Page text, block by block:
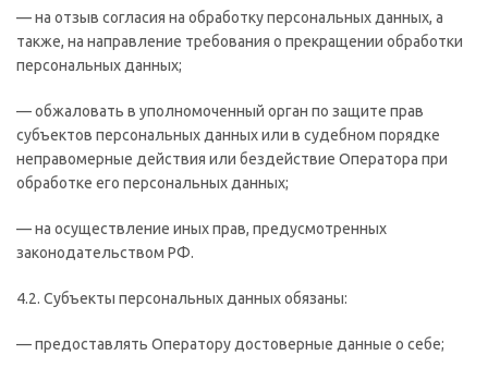
— на отзыв согласия на обработку персональных данных, а
также, на направление требования о прекращении обработки
персональных данных;
— обжаловать в уполномоченный орган по защите прав
субъектов персональных данных или в судебном порядке
неправомерные действия или бездействие Оператора при
обработке его персональных данных;
— на осуществление иных прав, предусмотренных
законодательством РФ.
4.2. Субъекты персональных данных обязаны:
— предоставлять Оператору достоверные данные о себе;